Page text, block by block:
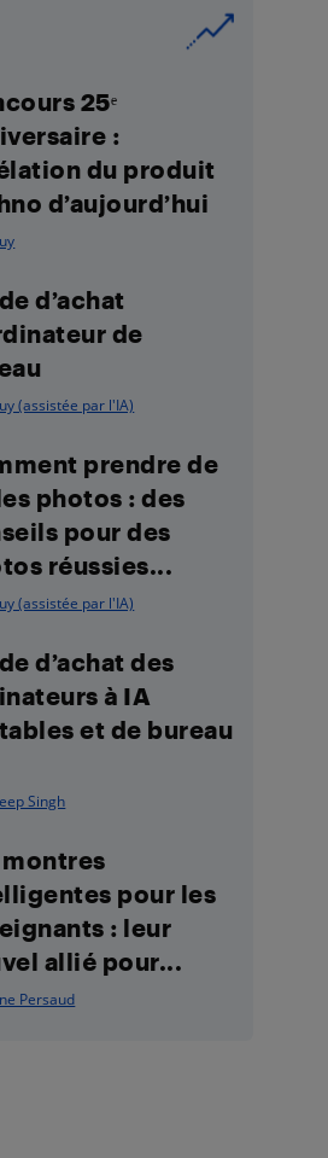
25ᵉ
:
du produit
d’aujourd’hui
d’achat
de
(assistée par l'IA)
prendre de
photos : des
pour des
réussies...
(assistée par l'IA)
d’achat des
à IA
et de bureau
Singh
montres
pour les
: leur
allié pour...
Persaud